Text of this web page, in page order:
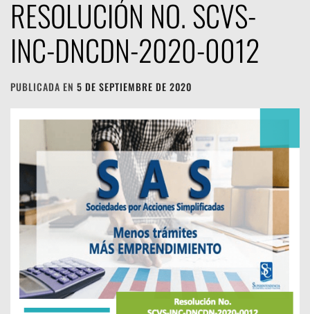
RESOLUCIÓN NO. SCVS-
INC-DNCDN-2020-0012
PUBLICADA EN 5 DE SEPTIEMBRE DE 2020